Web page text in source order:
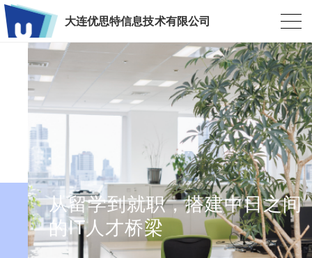
大连优思特信息技术有限公司
从留学到就职，搭建中日之间
的IT人才桥梁